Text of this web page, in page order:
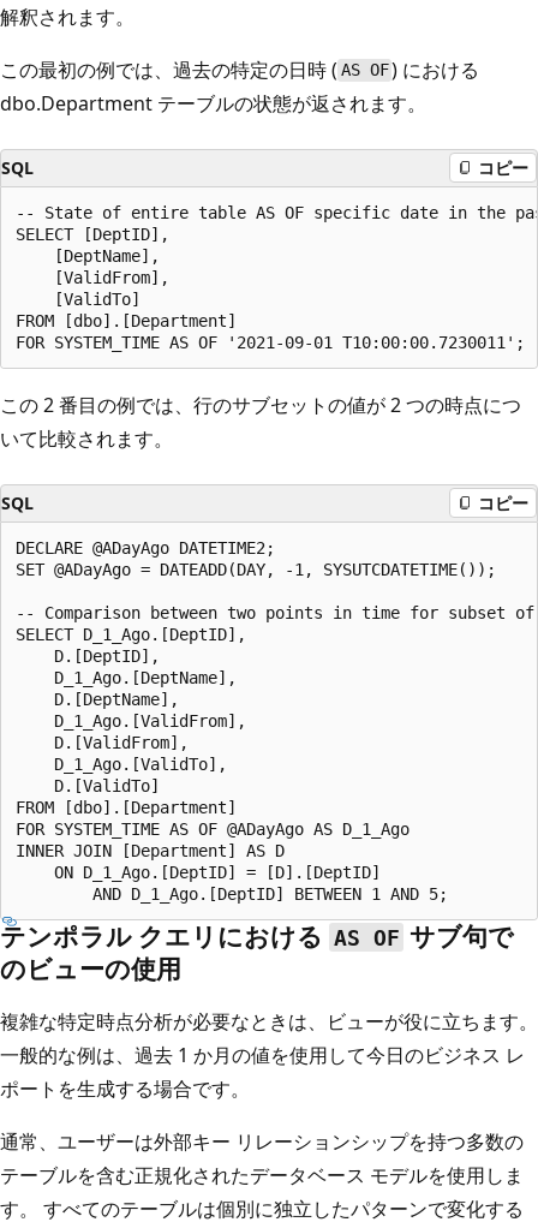
解釈されます。
この最初の例では、過去の特定の日時 ( AS OF) における
dbo.Department テーブルの状態が返されます。
SQL コピー
-- State of entire table AS OF specific date in the
SELECT [DeptID],
    [DeptName],
    [ValidFrom],
    [ValidTo]
FROM [dbo].[Department]
この 2 番目の例では、行のサブセットの値が 2 つの時点につ
いて比較されます。
SQL コピー
DECLARE @ADayAgo DATETIME2;
SET @ADayAgo = DATEADD(DAY, -1, SYSUTCDATETIME());
-- Comparison between two points in time for subset of
SELECT D_1_Ago.[DeptID],
    D.[DeptID],
    D_1_Ago.[DeptName],
    D.[DeptName],
    D_1_Ago.[ValidFrom],
    D.[ValidFrom],
    D_1_Ago.[ValidTo],
    D.[ValidTo]
FROM [dbo].[Department]
FOR SYSTEM_TIME AS OF @ADayAgo AS D_1_Ago
INNER JOIN [Department] AS D
    ON D_1_Ago.[DeptID] = [D].[DeptID]
テンポラル クエリにおける AS OF サブ句で
のビューの使用
複雑な特定時点分析が必要なときは、ビューが役に立ちます。
一般的な例は、過去 1 か月の値を使用して今日のビジネス レ
ポートを生成する場合です。
通常、ユーザーは外部キー リレーションシップを持つ多数の
テーブルを含む正規化されたデータベース モデルを使用しま
す。 すべてのテーブルは個別に独立したパターンで変化する